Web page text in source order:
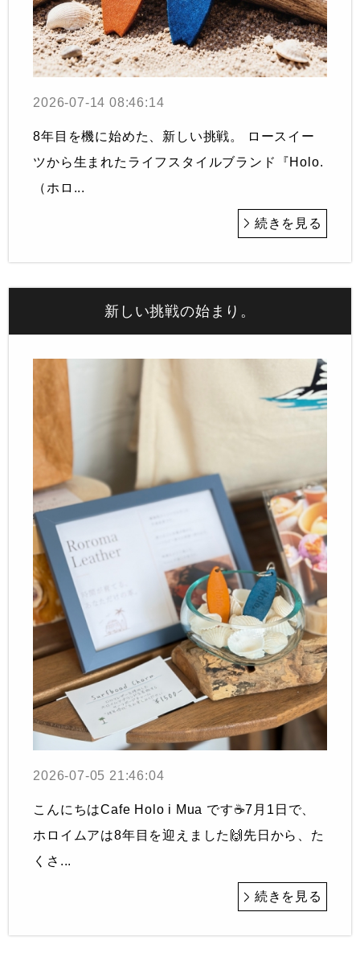
2026-07-14 08:46:14
8年目を機に始めた、新しい挑戦。 ロースイー
ツから生まれたライフスタイルブランド『Holo.
（ホロ...
続きを見る
新しい挑戦の始まり。
2026-07-05 21:46:04
こんにちはCafe Holo i Mua です☕️7月1日で、
ホロイムアは8年目を迎えました🙌先日から、た
くさ...
続きを見る